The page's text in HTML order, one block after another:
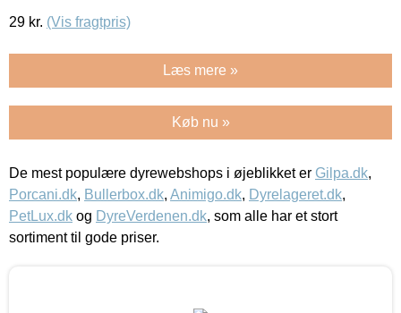
29 kr. (Vis fragtpris)
Læs mere »
Køb nu »
De mest populære dyrewebshops i øjeblikket er Gilpa.dk,
Porcani.dk, Bullerbox.dk, Animigo.dk, Dyrelageret.dk,
PetLux.dk og DyreVerdenen.dk, som alle har et stort
sortiment til gode priser.